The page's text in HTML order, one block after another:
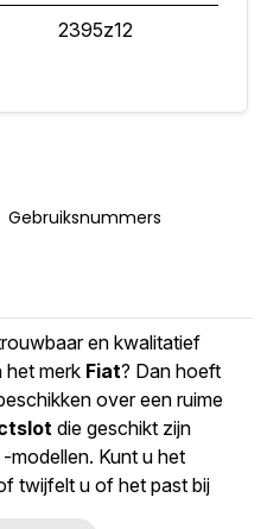
2395z12
scudo
Gebruiksnummers
en kwalitatief
het merk Fiat? Dan hoeft
over een ruime
die geschikt zijn
modellen. Kunt u het
twijfelt u of het past bij